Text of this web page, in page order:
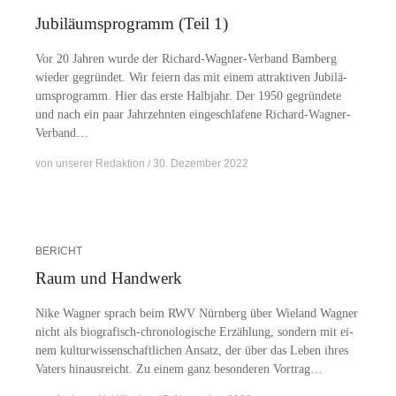
Jubiläumsprogramm (Teil 1)
Vor 20 Jah­ren wur­de der Ri­­chard-Wa­g­­ner-Ver­­­band Bam­berg
wie­der ge­grün­det. Wir fei­ern das mit ei­nem at­trak­ti­ven Ju­bi­lä­
ums­pro­gramm. Hier das ers­te Halb­jahr. Der 1950 ge­grün­de­te
und nach ein paar Jahr­zehn­ten ein­ge­schla­fe­ne Richard-Wagner-
Verband…
von unserer Redaktion 30. Dezember 2022
BERICHT
Raum und Handwerk
Nike Wag­ner sprach beim RWV Nürn­berg über Wie­land Wag­ner
nicht als bio­­­gra­­fisch-chro­­no­­lo­­gi­­sche Er­zäh­lung, son­dern mit ei­
nem kul­tur­wis­sen­schaft­li­chen An­satz, der über das Le­ben ih­res
Va­ters hin­aus­reicht. Zu ei­nem ganz be­son­de­ren Vortrag…